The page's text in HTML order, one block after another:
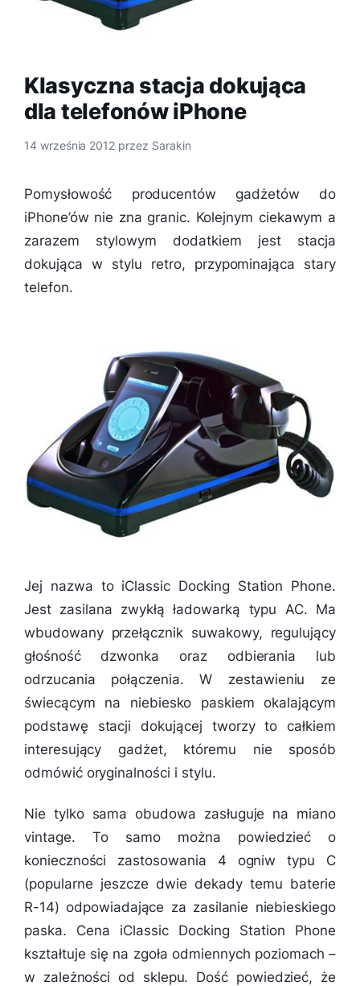
Klasyczna stacja dokująca
dla telefonów iPhone
14 września 2012 przez Sarakin
Pomysłowość producentów gadżetów do
iPhone’ów nie zna granic. Kolejnym ciekawym a
zarazem stylowym dodatkiem jest stacja
dokująca w stylu retro, przypominająca stary
telefon.
Jej nazwa to iClassic Docking Station Phone.
Jest zasilana zwykłą ładowarką typu AC. Ma
wbudowany przełącznik suwakowy, regulujący
głośność dzwonka oraz odbierania lub
odrzucania połączenia. W zestawieniu ze
świecącym na niebiesko paskiem okalającym
podstawę stacji dokującej tworzy to całkiem
interesujący gadżet, któremu nie sposób
odmówić oryginalności i stylu.
Nie tylko sama obudowa zasługuje na miano
vintage. To samo można powiedzieć o
konieczności zastosowania 4 ogniw typu C
(popularne jeszcze dwie dekady temu baterie
R-14) odpowiadające za zasilanie niebieskiego
paska. Cena iClassic Docking Station Phone
kształtuje się na zgoła odmiennych poziomach –
w zależności od sklepu. Dość powiedzieć, że